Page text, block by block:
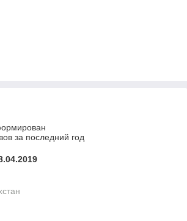
за последний год